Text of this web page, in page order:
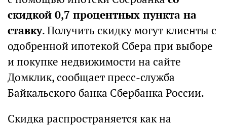
скидкой 0,7 процентных пункта на
ставку. Получить скидку могут клиенты с
одобренной ипотекой Сбера при выборе
и покупке недвижимости на сайте
Домклик, сообщает пресс-служба
Байкальского банка Сбербанка России.
Скидка распространяется как на